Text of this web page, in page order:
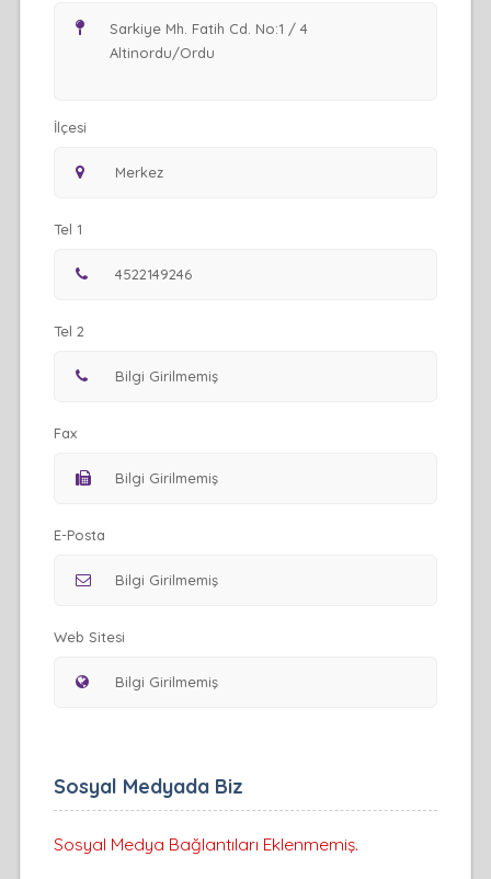
İlçesi
Tel 1
Tel 2
Fax
E-Posta
Web Sitesi
Sosyal Medyada Biz
Sosyal Medya Bağlantıları Eklenmemiş.